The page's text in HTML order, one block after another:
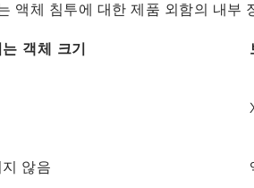
액체 침투에 대한 제품 외함의 내부
객체 크기
않음